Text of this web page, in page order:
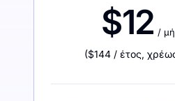
$12 /
($144 / έτος,